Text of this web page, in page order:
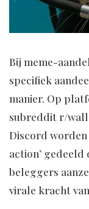
Bij meme-
specifiek
manier. Op
subreddit r/
Discord
action’ gedeeld
beleggers
virale kracht